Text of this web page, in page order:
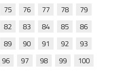
75 76 77 78
79
82 83 84 85
86
89 90 91 92
93
96 97 98 99
100